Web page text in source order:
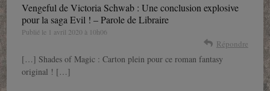
Vengeful de Victoria Schwab : Une conclusion explosive
pour la saga Evil ! – Parole de Libraire
Publié le 1 avril 2020 à 10h06
Répondre
[…] Shades of Magic : Carton plein pour ce roman fantasy
original ! […]